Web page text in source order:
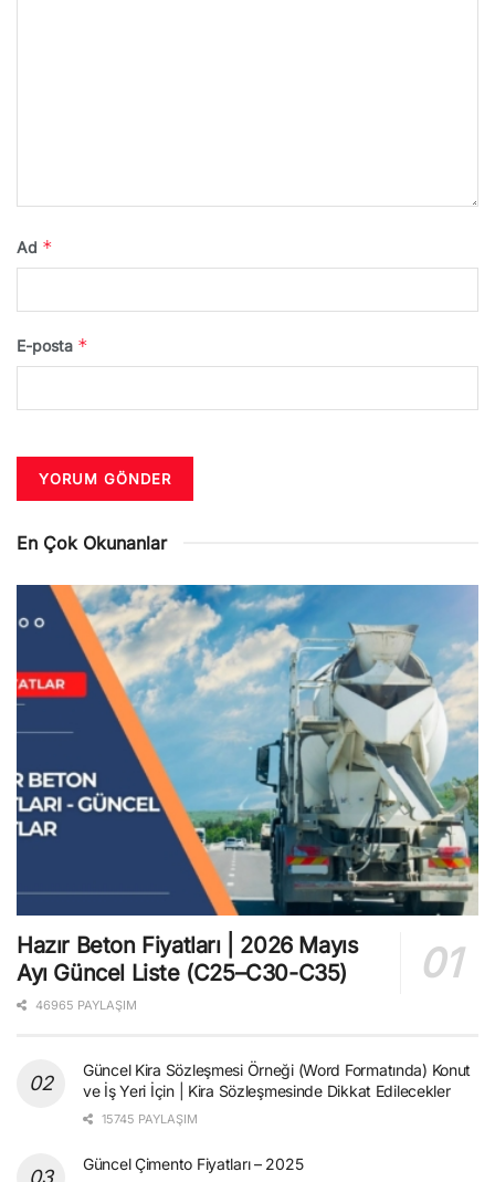
Ad *
E-posta *
En Çok Okunanlar
Hazır Beton Fiyatları | 2026 Mayıs
Ayı Güncel Liste (C25–C30-C35)
46965 PAYLAŞIM
Güncel Kira Sözleşmesi Örneği (Word Formatında) Konut
ve İş Yeri İçin | Kira Sözleşmesinde Dikkat Edilecekler
15745 PAYLAŞIM
Güncel Çimento Fiyatları – 2025